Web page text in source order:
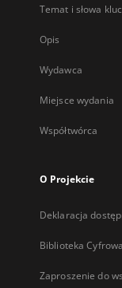
Temat i słowa
Opis
Wydawca
Miejsce wydania
Współtwórca
O Projekcie
Deklaracja
Biblioteka
Zaproszenie do